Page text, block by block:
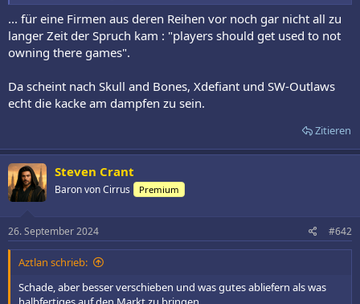
... für eine Firmen aus deren Reihen vor noch gar nicht all zu
langer Zeit der Spruch kam : "players should get used to not
owning there games".
Da scheint nach Skull and Bones, Xdefiant und SW-Outlaws
echt die kacke am dampfen zu sein.
Zitieren
Steven Crant
Baron von Cirrus Premium
26. September 2024 #642
Aztlan schrieb:
Schade, aber besser verschieben und was gutes abliefern als was